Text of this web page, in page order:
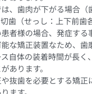
、歯肉が下がる場合（
歯（せっし：上下前歯
者様の場合、発症する
な矯正装置なため、歯
自体の装着時間が長く
あります。
抜歯を必要とする矯正